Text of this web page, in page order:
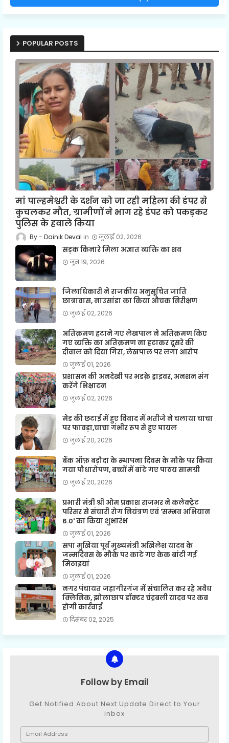
POPULAR POSTS
मां पाल्हमेश्वरी के दर्शन को जा रही महिला की डंपर से
कुचलकर मौत, ग्रामीणों ने भाग रहे डंपर को पकड़कर
पुलिस के हवाले किया
Dainik Deval जुलाई 02, 2026
सड़क किनारे मिला अज्ञात व्यक्ति का शव
जून 19, 2026
जिलाधिकारी ने राजकीय अनुसूचित जाति
छात्रावास, नाउसांडा का किया औचक निरीक्षण
जुलाई 02, 2026
अतिक्रमण हटाने गए लेखपाल ने अतिक्रमण किए
गए व्यक्ति का अतिक्रमण ना हटाकर दूसरे की
दीवाल को दिया गिरा, लेखपाल पर लगा आरोप
जुलाई 01, 2026
प्रशासन की अनदेखी पर भडक़े ड्राइवर, अनशन संग
करेंगे भिक्षाटन
जुलाई 02, 2026
मेड की छटाई में हुए विवाद में भतीजे ने चलाया चाचा
पर फावड़ा,चाचा गंभीर रूप से हुए घायल
जुलाई 20, 2026
बैंक ऑफ़ बड़ौदा के स्थापना दिवस के मौके पर किया
गया पौधारोपण, बच्चों में बांटे गए पाठय सामग्री
जुलाई 20, 2026
प्रभारी मंत्री श्री ओम प्रकाश राजभर ने कलेक्ट्रेट
परिसर से संचारी रोग नियंत्रण एवं 'सम्भव अभियान
6.0' का किया शुभारंभ
जुलाई 01, 2026
सपा मुखिया पूर्व मुख्यमंत्री अखिलेश यादव के
जन्मदिवस के मौके पर काटे गए केक बांटी गई
मिठाइयां
जुलाई 01, 2026
नगर पंचायत जहागीरगंज में संचालित कर रहे अवैध
क्लिनिक, झोलाछाप डॉक्टर चंद्रबली यादव पर कब
होगी कार्रवाई
दिसंबर 02, 2025
Follow by Email
Get Notified About Next Update Direct to Your
inbox